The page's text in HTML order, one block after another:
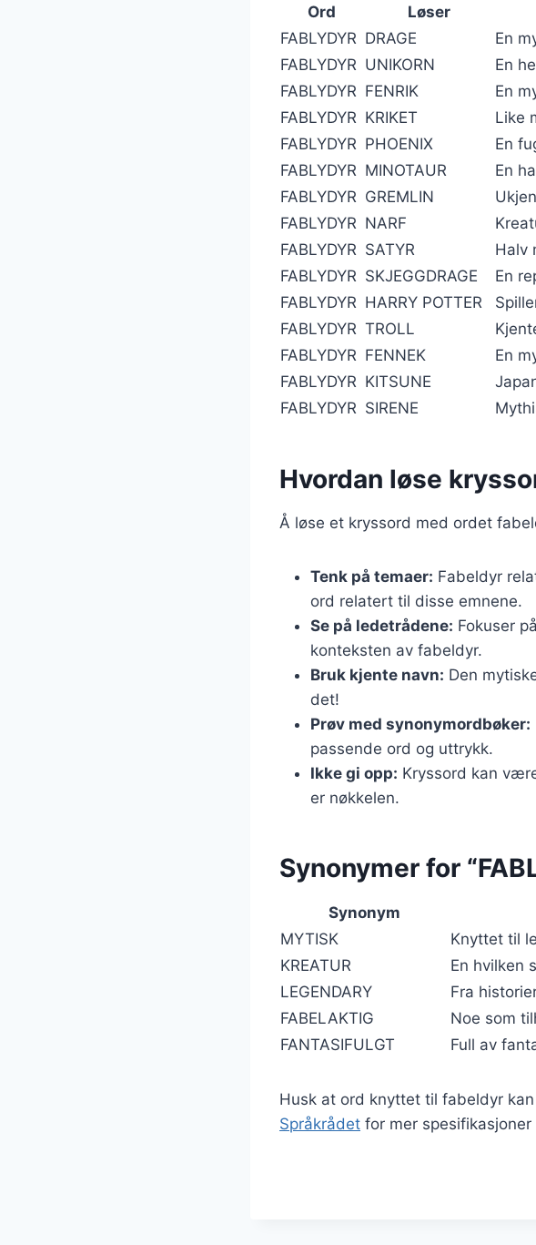
Ord Løser
FABLYDYR DRAGE
En
FABLYDYR UNIKORN
En
FABLYDYR FENRIK
En
FABLYDYR KRIKET
Like
FABLYDYR PHOENIX
En
FABLYDYR MINOTAUR
En
FABLYDYR GREMLIN
FABLYDYR NARF
FABLYDYR SATYR
Halv
FABLYDYR SKJEGGDRAGE
En
FABLYDYR HARRY POTTER
FABLYDYR TROLL
FABLYDYR FENNEK
En
FABLYDYR KITSUNE
FABLYDYR SIRENE
Hvordan løse
Å løse et kryssord med ordet
Tenk på temaer: Fabeldyr
ord relatert til disse emnene.
Se på ledetrådene: Fokuser
konteksten av fabeldyr.
Bruk kjente navn: Den
det!
Prøv med synonymordbøker:
passende ord og uttrykk.
Ikke gi opp: Kryssord kan
er nøkkelen.
Synonymer for
Synonym
MYTISK
Knyttet til
KREATUR
En hvilken
LEGENDARY
Fra
FABELAKTIG
Noe som
FANTASIFULGT
Full av
Husk at ord knyttet til fabeldyr
Språkrådet for mer spesifikasjoner